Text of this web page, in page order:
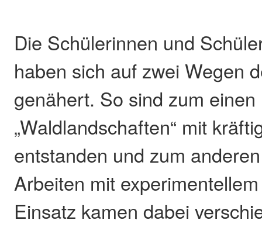
Die Schülerinnen und
haben sich auf zwei Wegen
genähert. So sind zum einen
„Waldlandschaften“ mit
entstanden und zum
Arbeiten mit
Einsatz kamen dabei